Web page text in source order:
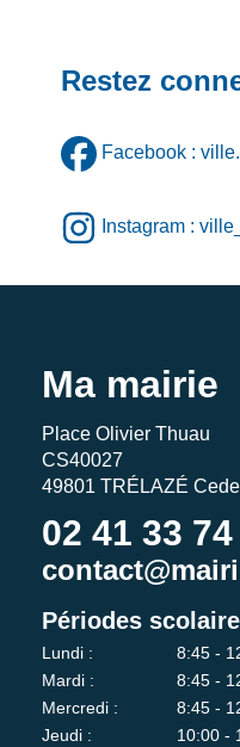
Restez
Facebook :
Instagram :
Ma mairie
Place Olivier Thuau
CS40027
49801 TRÉLAZÉ
02 41 33
Périodes
Lundi :
8:45 -
Mardi :
8:45 -
Mercredi :
8:45 -
Jeudi :
10:00 -